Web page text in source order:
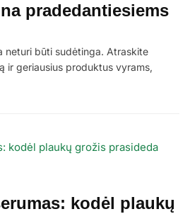
pradedantiesiems
neturi būti sudėtinga. Atraskite
ir geriausius produktus vyrams,
kodėl plaukų